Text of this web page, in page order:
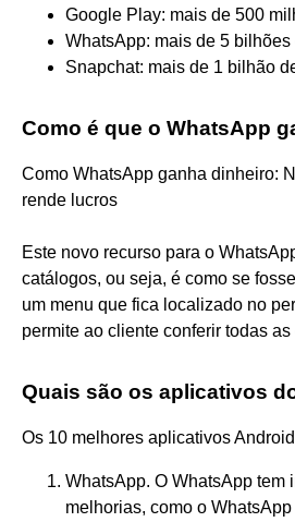
Google Play: mais de 500
WhatsApp: mais de 5
Snapchat: mais de 1 bilhão
Como é que o WhatsApp
Como WhatsApp ganha dinheiro:
rende lucros
Este novo recurso para o
catálogos, ou seja, é como se
um menu que fica localizado no
permite ao cliente conferir todas
Quais são os aplicativos
Os 10 melhores aplicativos
WhatsApp. O WhatsApp tem
melhorias, como o